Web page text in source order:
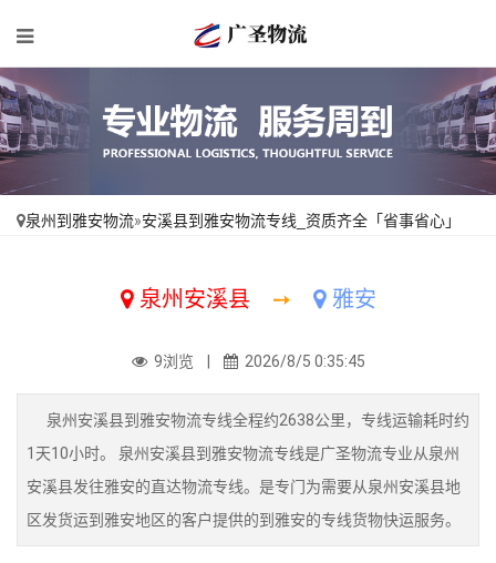
泉州到雅安物流»安溪县到雅安物流专线_资质齐全「省事省心」
泉州安溪县 ➙ 雅安
9浏览 | 2026/8/5 0:35:45
泉州安溪县到雅安物流专线全程约2638公里，专线运输耗时约
1天10小时。 泉州安溪县到雅安物流专线是广圣物流专业从泉州
安溪县发往雅安的直达物流专线。是专门为需要从泉州安溪县地
区发货运到雅安地区的客户提供的到雅安的专线货物快运服务。